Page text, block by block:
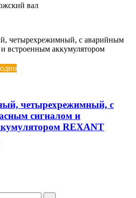
вал
четырехрежимный, с
сигналом и
REXANT